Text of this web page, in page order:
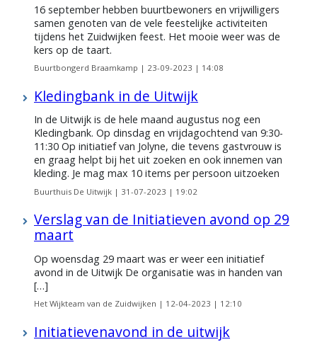
16 september hebben buurtbewoners en vrijwilligers
samen genoten van de vele feestelijke activiteiten
tijdens het Zuidwijken feest. Het mooie weer was de
kers op de taart.
Buurtbongerd Braamkamp | 23-09-2023 | 14:08
Kledingbank in de Uitwijk
In de Uitwijk is de hele maand augustus nog een
Kledingbank. Op dinsdag en vrijdagochtend van 9:30-
11:30 Op initiatief van Jolyne, die tevens gastvrouw is
en graag helpt bij het uit zoeken en ook innemen van
kleding. Je mag max 10 items per persoon uitzoeken
Buurthuis De Uitwijk | 31-07-2023 | 19:02
Verslag van de Initiatieven avond op 29
maart
Op woensdag 29 maart was er weer een initiatief
avond in de Uitwijk De organisatie was in handen van
[…]
Het Wijkteam van de Zuidwijken | 12-04-2023 | 12:10
Initiatievenavond in de uitwijk